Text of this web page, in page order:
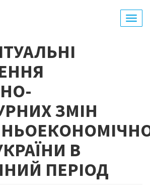
ЗМІН
В
ПЕРІОД